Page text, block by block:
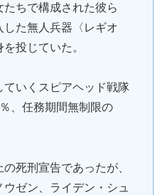
たちで構成された彼ら
た無人兵器〈レギオ
投じていた。
いくスピアヘッド戦隊
、任務期間無制限の
死刑宣告であったが、
ゼン、ライデン・シュ